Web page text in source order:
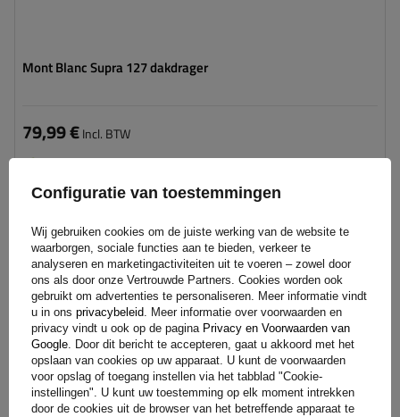
Mont Blanc Supra 127 dakdrager
79,99 €Incl. BTW
Product beschikbaar in grote hoeveelheden
We verzenden al
winkelwagen
toevoegen
Configuratie van toestemmingen
Wij gebruiken cookies om de juiste werking van de website te
waarborgen, sociale functies aan te bieden, verkeer te
analyseren en marketingactiviteiten uit te voeren – zowel door
ons als door onze Vertrouwde Partners. Cookies worden ook
gebruikt om advertenties te personaliseren. Meer informatie vindt
u in ons privacybeleid. Meer informatie over voorwaarden en
privacy vindt u ook op de pagina Privacy en Voorwaarden van
Google. Door dit bericht te accepteren, gaat u akkoord met het
opslaan van cookies op uw apparaat. U kunt de voorwaarden
voor opslag of toegang instellen via het tabblad "Cookie-
instellingen". U kunt uw toestemming op elk moment intrekken
door de cookies uit de browser van het betreffende apparaat te